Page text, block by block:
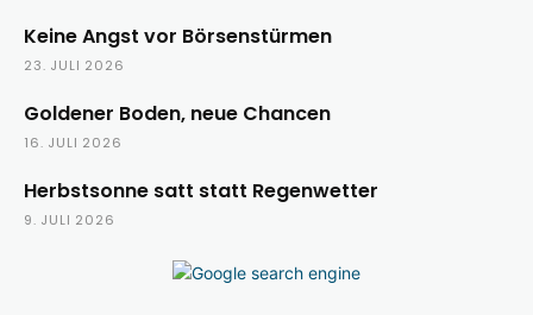
Keine Angst vor Börsenstürmen
23. JULI 2026
Goldener Boden, neue Chancen
16. JULI 2026
Herbstsonne satt statt Regenwetter
9. JULI 2026